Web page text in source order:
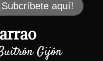
aquí!
Gijón